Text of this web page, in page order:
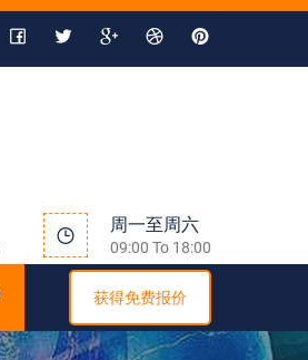
周一至周六
09:00 To 18:00
获得免费报价